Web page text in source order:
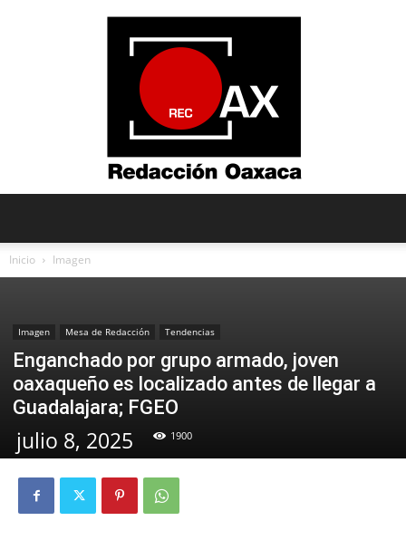
Inicio Imagen
Imagen Mesa de Redacción Tendencias
Enganchado por grupo armado, joven
oaxaqueño es localizado antes de llegar a
Guadalajara; FGEO
julio 8, 2025 1900